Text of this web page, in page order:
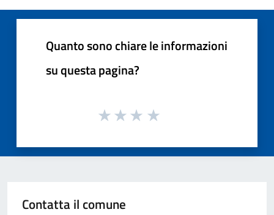
Quanto sono chiare le informazioni
su questa pagina?
Contatta il comune